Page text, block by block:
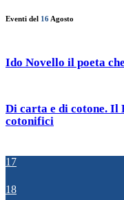
Eventi del 16 Agosto
Ido Novello il poeta
Di carta e di cotone. Il
cotonifici
17
18